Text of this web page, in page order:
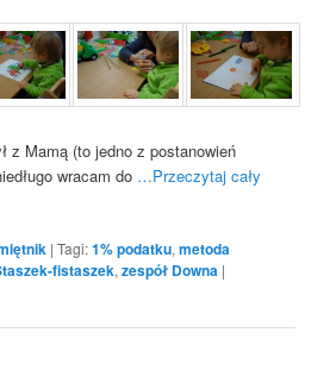
z Mamą (to jedno z postanowień
wracam do …Przeczytaj cały
|Tagi:1% podatku,metoda
fistaszek,zespół Downa |